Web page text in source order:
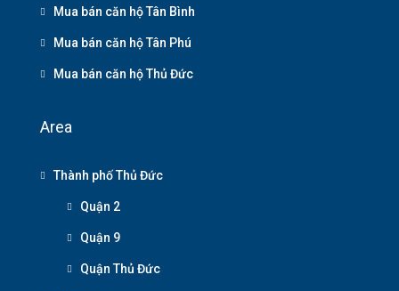
Mua bán căn hộ Tân Bình
Mua bán căn hộ Tân Phú
Mua bán căn hộ Thủ Đức
Area
Thành phố Thủ Đức
Quận 2
Quận 9
Quận Thủ Đức